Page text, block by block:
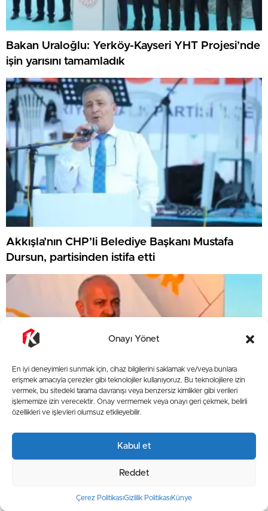
Onayı Yönet
En iyi deneyimleri sunmak için, cihaz bilgilerini saklamak ve/veya bunlara
erişmek amacıyla çerezler gibi teknolojiler kullanıyoruz. Bu teknolojilere izin
vermek, bu sitedeki tarama davranışı veya benzersiz kimlikler gibi verileri
işlememize izin verecektir. Onay vermemek veya onayı geri çekmek, belirli
özellikleri ve işlevleri olumsuz etkileyebilir.
Kabul et
Reddet
Çerez PolitikasıGizlilik PolitikasıKünye
Bakan Uraloğlu: Yerköy-Kayseri YHT Projesi’nde
işin yarısını tamamladık
Akkışla’nın CHP’li Belediye Başkanı Mustafa
Dursun, partisinden istifa etti
Kayserispor Başkanı Ali Çamlı: Transfer
Genel